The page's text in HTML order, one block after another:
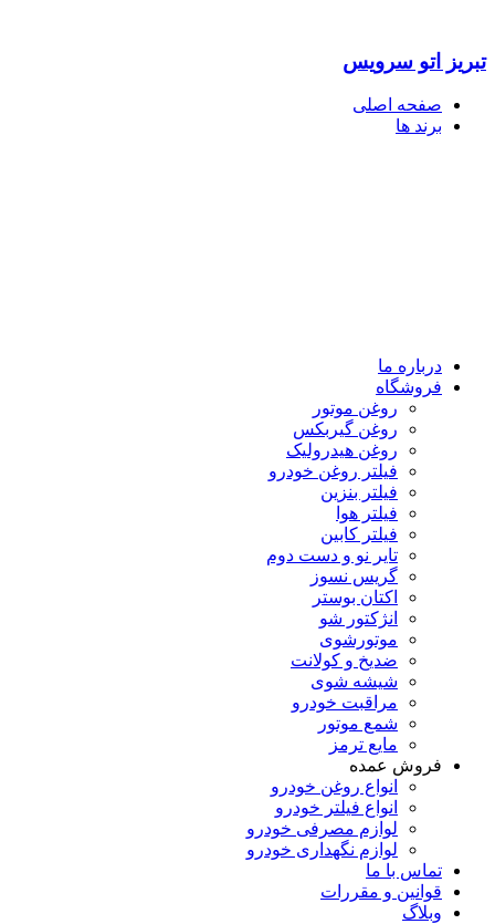
تبریز اتو سرویس
صفحه اصلی
برند ها
درباره ما
فروشگاه
روغن موتور
روغن گیربکس
روغن هیدرولیک
فیلتر روغن خودرو
فیلتر بنزین
فیلتر هوا
فیلتر کابین
تایر نو و دست دوم
گریس نسوز
اکتان بوستر
انژکتور شو
موتورشوی
ضدیخ و کولانت
شیشه شوی
مراقبت خودرو
شمع موتور
مایع ترمز
فروش عمده
انواع روغن خودرو
انواع فیلتر خودرو
لوازم مصرفی خودرو
لوازم نگهداری خودرو
تماس با ما
قوانین و مقررات
وبلاگ